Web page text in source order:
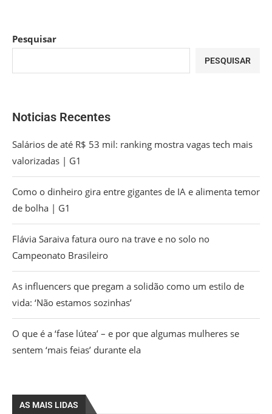
Pesquisar
PESQUISAR
Noticias Recentes
Salários de até R$ 53 mil: ranking mostra vagas tech mais
valorizadas | G1
Como o dinheiro gira entre gigantes de IA e alimenta temor
de bolha | G1
Flávia Saraiva fatura ouro na trave e no solo no
Campeonato Brasileiro
As influencers que pregam a solidão como um estilo de
vida: ‘Não estamos sozinhas’
O que é a ‘fase lútea’ – e por que algumas mulheres se
sentem ‘mais feias’ durante ela
AS MAIS LIDAS